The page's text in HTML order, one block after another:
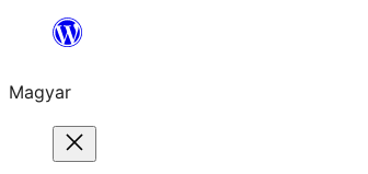
Ugrás
tartalomhoz
Magyar